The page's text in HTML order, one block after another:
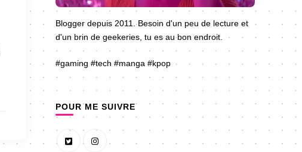
Blogger depuis 2011. Besoin d'un peu de lecture et
d'un brin de geekeries, tu es au bon endroit.
#gaming #tech #manga #kpop
POUR ME SUIVRE